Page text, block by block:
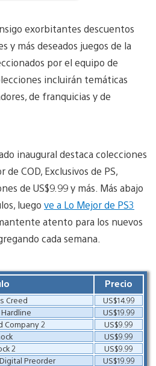
exorbitantes descuentos
y más deseados juegos de la
por el equipo de
incluirán temáticas
de franquicias y de
inaugural destaca colecciones
COD, Exclusivos de PS,
de US$9.99 y más. Más abajo
luego ve a Lo Mejor de PS3
atento para los nuevos
cada semana.
Precio
Creed
US$14.99
US$19.99
Company 2
US$9.99
US$9.99
2
US$9.99
Preorder
US$19.99